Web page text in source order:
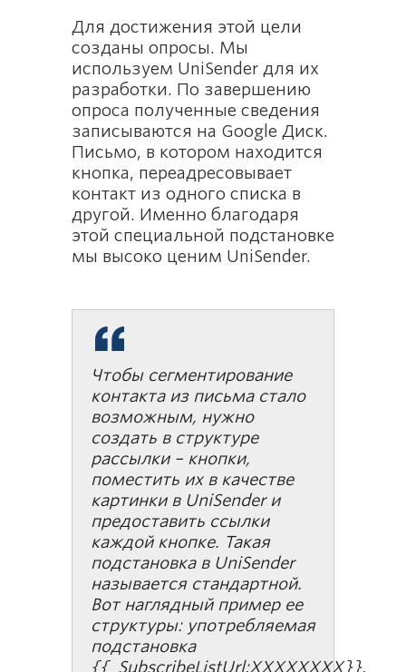
Для достижения этой цели
созданы опросы. Мы
используем UniSender для их
разработки. По завершению
опроса полученные сведения
записываются на Google Диск.
Письмо, в котором находится
кнопка, переадресовывает
контакт из одного списка в
другой. Именно благодаря
этой специальной подстановке
мы высоко ценим UniSender.
Чтобы сегментирование
контакта из письма стало
возможным, нужно
создать в структуре
рассылки – кнопки,
поместить их в качестве
картинки в UniSender и
предоставить ссылки
каждой кнопке. Такая
подстановка в UniSender
называется стандартной.
Вот наглядный пример ее
структуры: употребляемая
подстановка
{{_SubscribeListUrl:ХХХХХХХХ}},